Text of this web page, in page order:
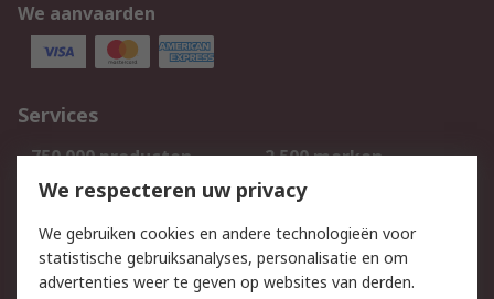
We aanvaarden
Services
750.000 producten
2.500 merken
Bestellen
Inkoopoplossingen
Track & Trace
We respecteren uw privacy
We gebruiken cookies en andere technologieën voor
statistische gebruiksanalyses, personalisatie en om
advertenties weer te geven op websites van derden.